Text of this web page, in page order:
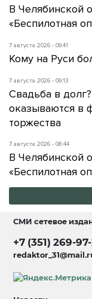
В Челябинской
«Беспилотная
7 августа 2026 - 09:41
Кому на Руси
7 августа 2026 - 09:13
Свадьба в
оказываются в
торжества
7 августа 2026 - 08:44
В Челябинской
«Беспилотная
СМИ сетевое
+7 (351) 269-